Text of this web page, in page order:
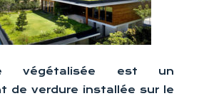
végétalisée est un
de verdure installée sur le